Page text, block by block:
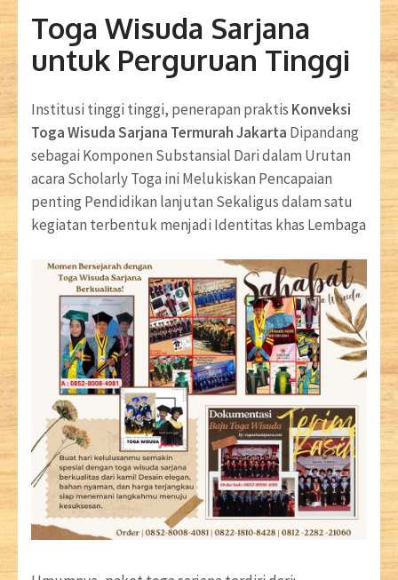
Toga Wisuda Sarjana
untuk Perguruan Tinggi
Institusi tinggi tinggi, penerapan praktis Konveksi
Toga Wisuda Sarjana Termurah Jakarta Dipandang
sebagai Komponen Substansial Dari dalam Urutan
acara Scholarly Toga ini Melukiskan Pencapaian
penting Pendidikan lanjutan Sekaligus dalam satu
kegiatan terbentuk menjadi Identitas khas Lembaga